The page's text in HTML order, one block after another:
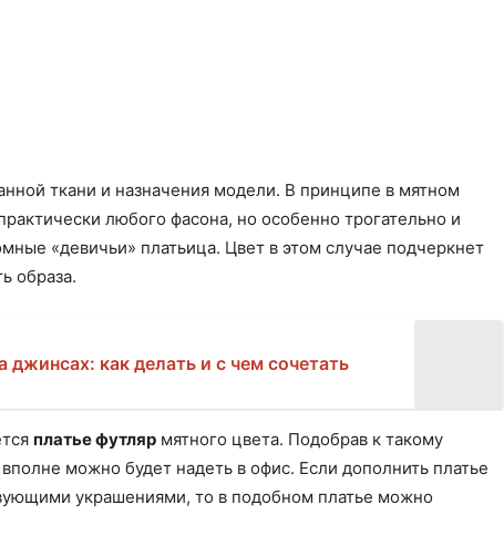
ткани и назначения модели. В принципе в мятном
любого фасона, но особенно трогательно и
«девичьи» платьица. Цвет в этом случае подчеркнет
образа.
джинсах: как делать и с чем сочетать
платье футляр мятного цвета. Подобрав к такому
можно будет надеть в офис. Если дополнить платье
украшениями, то в подобном платье можно